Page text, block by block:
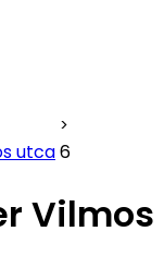
utca6
Vilmos